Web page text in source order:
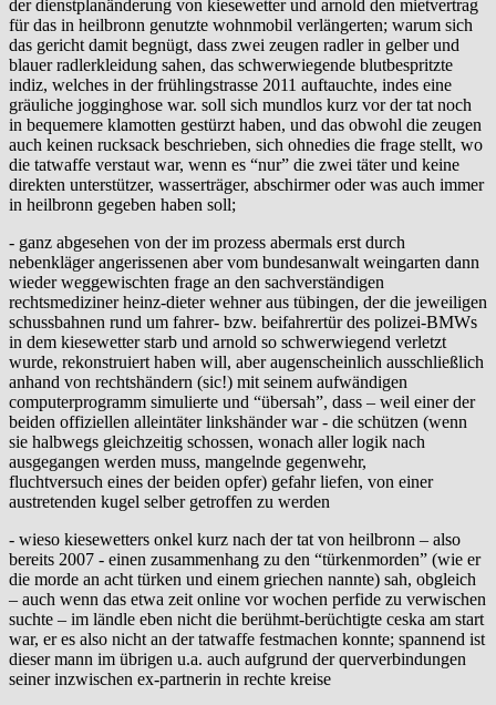
der dienstplanänderung von kiesewetter und arnold den mietvertrag
für das in heilbronn genutzte wohnmobil verlängerten; warum sich
das gericht damit begnügt, dass zwei zeugen radler in gelber und
blauer radlerkleidung sahen, das schwerwiegende blutbespritzte
indiz, welches in der frühlingstrasse 2011 auftauchte, indes eine
gräuliche jogginghose war. soll sich mundlos kurz vor der tat noch
in bequemere klamotten gestürzt haben, und das obwohl die zeugen
auch keinen rucksack beschrieben, sich ohnedies die frage stellt, wo
die tatwaffe verstaut war, wenn es “nur” die zwei täter und keine
direkten unterstützer, wasserträger, abschirmer oder was auch immer
in heilbronn gegeben haben soll;
- ganz abgesehen von der im prozess abermals erst durch
nebenkläger angerissenen aber vom bundesanwalt weingarten dann
wieder weggewischten frage an den sachverständigen
rechtsmediziner heinz-dieter wehner aus tübingen, der die jeweiligen
schussbahnen rund um fahrer- bzw. beifahrertür des polizei-BMWs
in dem kiesewetter starb und arnold so schwerwiegend verletzt
wurde, rekonstruiert haben will, aber augenscheinlich ausschließlich
anhand von rechtshändern (sic!) mit seinem aufwändigen
computerprogramm simulierte und “übersah”, dass – weil einer der
beiden offiziellen alleintäter linkshänder war - die schützen (wenn
sie halbwegs gleichzeitig schossen, wonach aller logik nach
ausgegangen werden muss, mangelnde gegenwehr,
fluchtversuch eines der beiden opfer) gefahr liefen, von einer
austretenden kugel selber getroffen zu werden
- wieso kiesewetters onkel kurz nach der tat von heilbronn – also
bereits 2007 - einen zusammenhang zu den “türkenmorden” (wie er
die morde an acht türken und einem griechen nannte) sah, obgleich
– auch wenn das etwa zeit online vor wochen perfide zu verwischen
suchte – im ländle eben nicht die berühmt-berüchtigte ceska am start
war, er es also nicht an der tatwaffe festmachen konnte; spannend ist
dieser mann im übrigen u.a. auch aufgrund der querverbindungen
seiner inzwischen ex-partnerin in rechte kreise